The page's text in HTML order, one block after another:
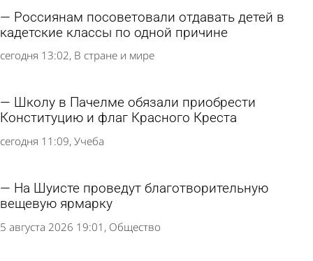
Россиянам посоветовали отдавать детей в
кадетские классы по одной причине
сегодня 13:02 В стране и мире
Школу в Пачелме обязали приобрести
Конституцию и флаг Красного Креста
сегодня 11:09 Учеба
На Шуисте проведут благотворительную
вещевую ярмарку
5 августа 2026 19:01 Общество